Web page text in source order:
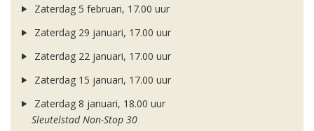
Zaterdag 5 februari, 17.00 uur
Zaterdag 29 januari, 17.00 uur
Zaterdag 22 januari, 17.00 uur
Zaterdag 15 januari, 17.00 uur
Zaterdag 8 januari, 18.00 uur
Sleutelstad Non-Stop 30